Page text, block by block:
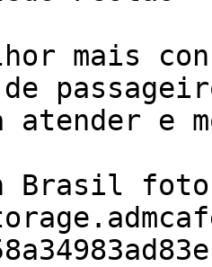
mais
atender e